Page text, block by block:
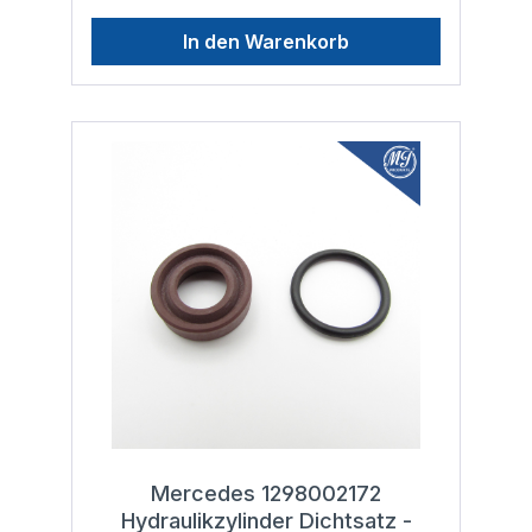
modernen CNC Maschinen in Deutschland
gefertigt, um eine hohe Passgenauigkeit zu
Stangendichtung, ein O-Ring
(modellabhängig, nicht immer verbaut) und
eine ein oder zweiteilige Kolbendichtung
(modellabhängig) verbaut. Wenn aus dem
werden. Wenn der Hydraulikzylinder nicht
mehr in der Lage ist, das Verdeck zu öffnen
und zu schließen, muss die Kolbendichtung
erneuert werden. Achtung: Unsere
angebotenen Dichtungen weisen zwar
einen hohen Temperaturbereich auf, dürfen
Hydrauliköle nach DIN 51 524, HLP 32 oder
ISO 11158, HM 32
sobald die verbauten O-Ringe,
Stangendichtungen (Nutringe) und
Kolbendichtungen so sehr verschleißen,
dass diese nicht mehr in der Lage sind, dem
standzuhalten. Dies kann man vor allen
Dingen im Sommer in wärmeren Region
feststellen, da die originalen Dichtungen
beziehen billige Polyurethan
Stangendichtungen (in der Regel grün oder
blau) aus China, die in den meisten Fällen
von geringerer Qualität sind als die
originalen Stangendichtungen, deren
Lebensdauer und Hitzebeständigkeit
beispielloser Langlebigkeit und Haltbarkeit.
Stangendichtungen aus High-Tech
Materialien entwickelt: High-Performance
In den Warenkorb
Mercedes 1298002172
Hydraulikzylinder Dichtsatz -